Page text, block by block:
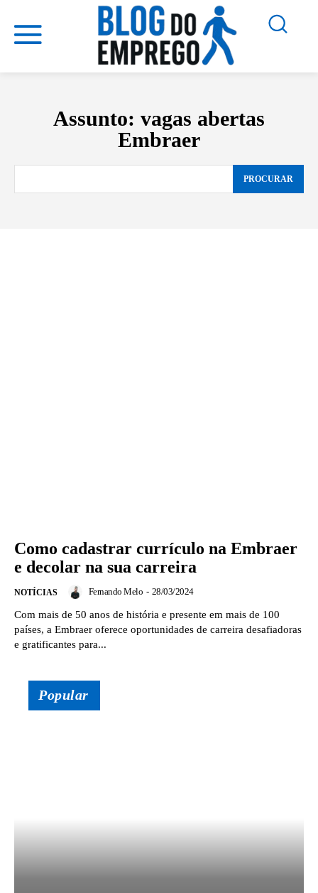
Assunto: vagas abertas
Embraer
PROCURAR
Como cadastrar currículo na Embraer
e decolar na sua carreira
NOTÍCIAS Fernando Melo - 28/03/2024
Com mais de 50 anos de história e presente em mais de 100
países, a Embraer oferece oportunidades de carreira desafiadoras
e gratificantes para...
Popular